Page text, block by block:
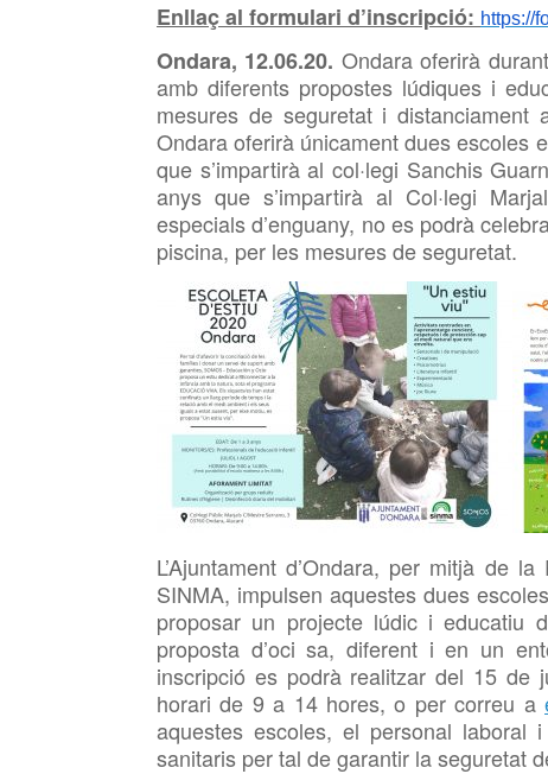
Enllaç al formulari d’inscripció: https://
Ondara, 12.06.20. Ondara oferirà
amb diferents propostes lúdiques i
mesures de seguretat i distanciament
Ondara oferirà únicament dues escoles
que s’impartirà al col·legi Sanchis
anys que s’impartirà al Col·legi
especials d’enguany, no es podrà
piscina, per les mesures de seguretat.
L’Ajuntament d’Ondara, per mitjà de
SINMA, impulsen aquestes dues
proposar un projecte lúdic i educatiu
proposta d’oci sa, diferent i en un
inscripció es podrà realitzar del 15
horari de 9 a 14 hores, o per correu a
aquestes escoles, el personal laboral
sanitaris per tal de garantir la seguretat